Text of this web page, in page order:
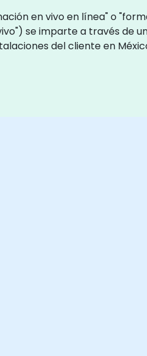
en vivo en línea" o
se imparte a través de
del cliente en